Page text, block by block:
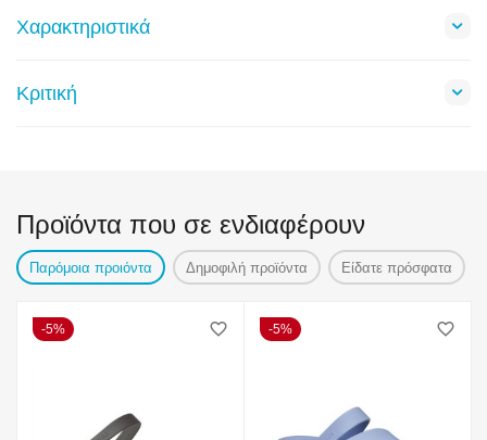
Χαρακτηριστικά
Κριτική
Προϊόντα που σε ενδιαφέρουν
Παρόμοια προιόντα Δημοφιλή προϊόντα Είδατε πρόσφατα
5% 5%